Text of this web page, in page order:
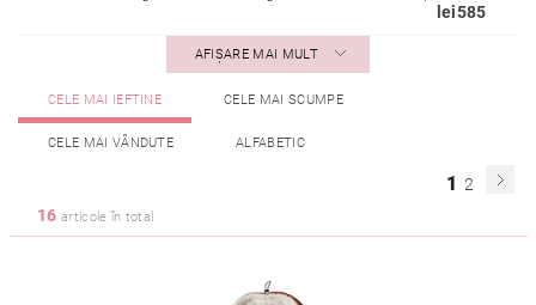
lei585
AFIŞARE MAI MULT
CELE MAI IEFTINE CELE MAI SCUMPE
CELE MAI VÂNDUTE ALFABETIC
1 2
16 articole în total